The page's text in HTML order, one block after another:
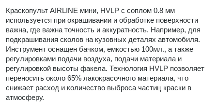
Краскопульт AIRLINE мини, HVLP с соплом 0.8 мм
используется при окрашивании и обработке поверхности
важна, где важна точность и аккуратность. Например, для
подкрашивания сколов на кузовных деталях автомобиля.
Инструмент оснащен бачком, емкостью 100мл., а также
регулировками подачи воздуха, подачи материала и
регулировкой высоты факела. Технология HVLP позволяет
переносить около 65% лакокрасочного материала, что
снижает расход и количество выброса частиц краски в
атмосферу.